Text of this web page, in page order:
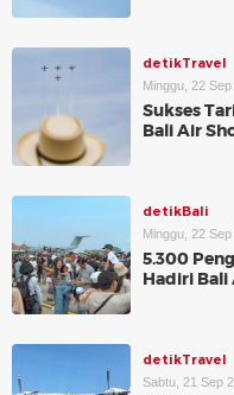
detikTravel
Minggu, 22
Sukses
Bali Air
detikBali
Minggu, 22
5.300
Hadiri Bali
detikTravel
Sabtu, 21 Sep